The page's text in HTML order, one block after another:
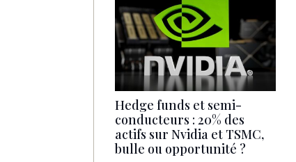
Hedge funds et semi-
conducteurs : 20% des
actifs sur Nvidia et TSMC,
bulle ou opportunité ?